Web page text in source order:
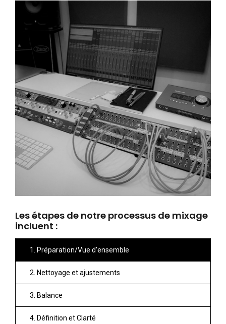
Les étapes de notre processus de mixage
incluent :
1. Préparation/Vue d’ensemble
2. Nettoyage et ajustements
3. Balance
4. Définition et Clarté